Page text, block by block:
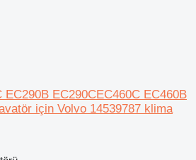
EC290B EC290CEC460C EC460B
için Volvo 14539787 klima